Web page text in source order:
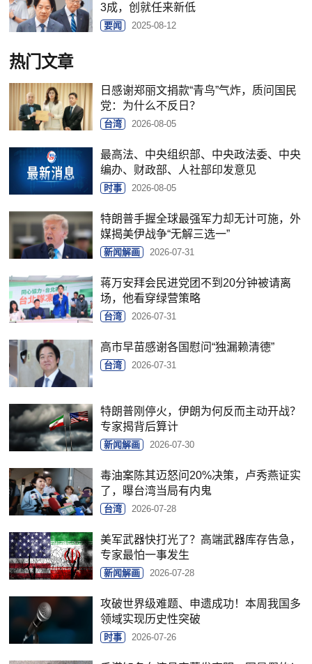
3成，创就任来新低
要闻 2025-08-12
热门文章
日感谢郑丽文捐款“青鸟”气炸，质问国民
党：为什么不反日？
台湾 2026-08-05
最高法、中央组织部、中央政法委、中央
编办、财政部、人社部印发意见
时事 2026-08-05
特朗普手握全球最强军力却无计可施，外
媒揭美伊战争“无解三选一”
新闻解画 2026-07-31
蒋万安拜会民进党团不到20分钟被请离
场，他看穿绿营策略
台湾 2026-07-31
高市早苗感谢各国慰问“独漏赖清德”
台湾 2026-07-31
特朗普刚停火，伊朗为何反而主动开战？
专家揭背后算计
新闻解画 2026-07-30
毒油案陈其迈怒问20%决策，卢秀燕证实
了，曝台湾当局有内鬼
台湾 2026-07-28
美军武器快打光了？高端武器库存告急，
专家最怕一事发生
新闻解画 2026-07-28
攻破世界级难题、申遗成功！本周我国多
领域实现历史性突破
时事 2026-07-26